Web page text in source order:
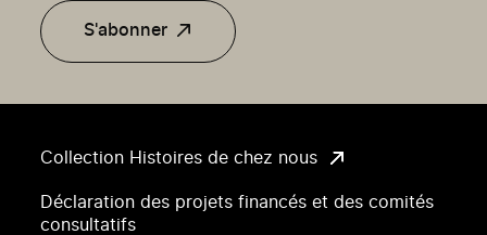
Collection Histoires de chez nous
Déclaration des projets financés et des comités
consultatifs
S'abonner